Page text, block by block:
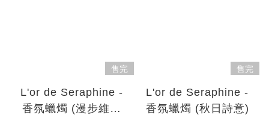
售完
L'or de Seraphine -
香氛蠟燭 (漫步維也
售完
L'or de Seraphine -
香氛蠟燭 (秋日詩意)